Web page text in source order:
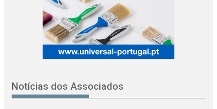
Notícias dos Associados